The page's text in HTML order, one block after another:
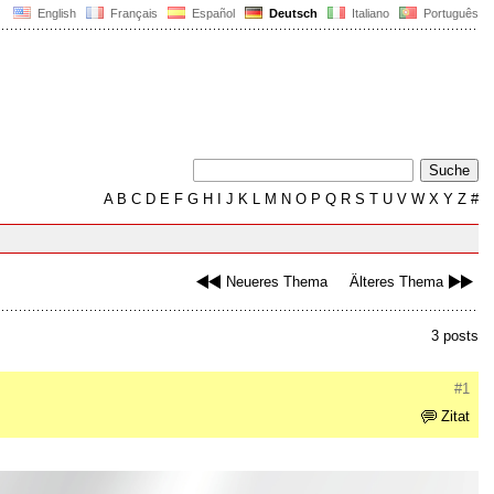
English Français Español Deutsch Italiano Português
AB C D E F G H J K L M N O P Q R S T U V W X Y Z #
Neueres Thema Älteres Thema
3 posts
#1
Zitat